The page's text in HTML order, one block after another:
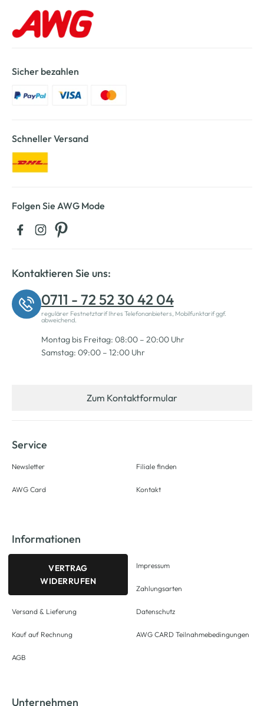
Sicher bezahlen
Schneller Versand
Folgen Sie AWG Mode
Kontaktieren Sie uns:
0711 - 72 52 30 42 04
regulärer Festnetztarif Ihres Telefonanbieters, Mobilfunktarif ggf.
abweichend.
Montag bis Freitag: 08:00 – 20:00 Uhr
Samstag: 09:00 – 12:00 Uhr
Zum Kontaktformular
Service
Newsletter
AWG Card
Filiale finden
Kontakt
Informationen
VERTRAG
WIDERRUFEN
Versand & Lieferung
Kauf auf Rechnung
AGB
Impressum
Zahlungsarten
Datenschutz
AWG CARD Teilnahmebedingungen
Unternehmen